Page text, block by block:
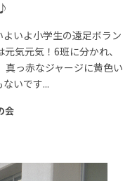
いよ小学生の遠足ボラン
気元気！6班に分かれ、
真っ赤なジャージに黄色い
いです...
会